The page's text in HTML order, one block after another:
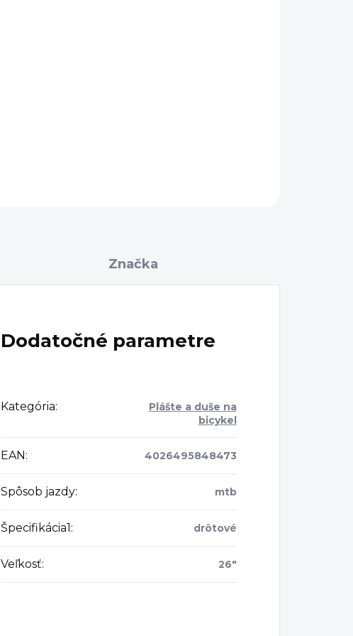
Značka
Dodatočné parametre
Kategória:
Plášte a duše na
bicykel
EAN : 4026495848473
Spôsob jazdy: mtb
Špecifikácia1 : drôtové
Veľkosť: 26"